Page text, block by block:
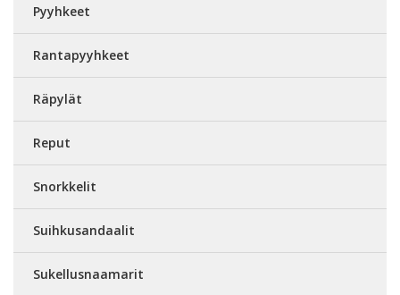
Pyyhkeet
Rantapyyhkeet
Räpylät
Reput
Snorkkelit
Suihkusandaalit
Sukellusnaamarit